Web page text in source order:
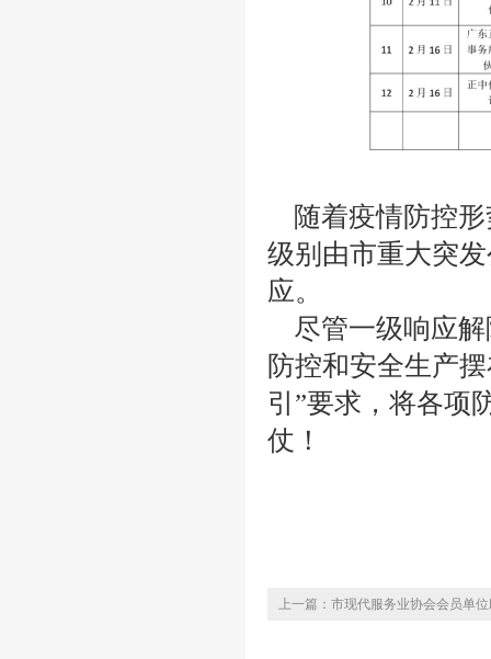
随着疫情防控形
级别由市重大突
应。
尽管一级响应解
防控和安全生产
引”要求，将各项
仗！
上一篇：市现代服务业协会会员单